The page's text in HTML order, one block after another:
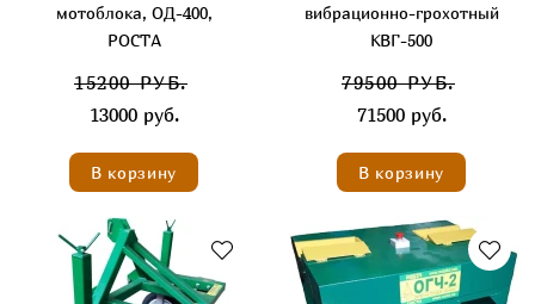
мотоблока, ОД-400,
РОСТА
15200 РУБ.
13000 руб.
В корзину
вибрационно-грохотный
КВГ-500
79500 РУБ.
71500 руб.
В корзину